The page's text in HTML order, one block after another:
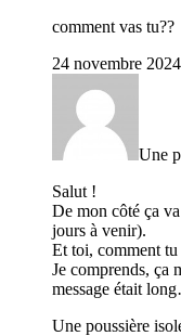
comment vas tu??
24 novembre
Une
Salut !
De mon côté ça
jours à venir).
Et toi, comment tu
Je comprends, ça
message était
Une poussière